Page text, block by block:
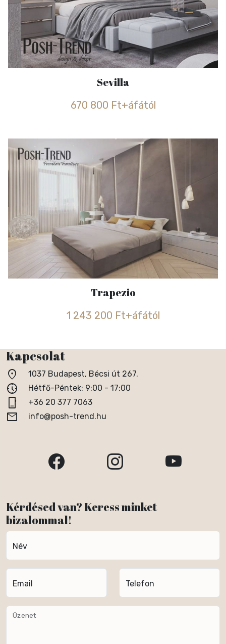
Sevilla
670 800 Ft+áfától
Trapezio
1 243 200 Ft+áfától
Kapcsolat
location_on 1037 Budapest, Bécsi út 267.
nest_clock_farsight_analog Hétfő-Péntek: 9:00 - 17:00
phone_iphone +36 20 377 7063
email info@posh-trend.hu
Kérdésed van? Keress minket
bizalommal!
Név
Email Telefon
Üzenet